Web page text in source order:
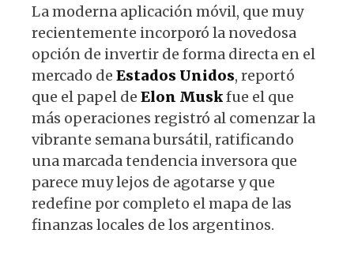
La moderna aplicación móvil, que muy
recientemente incorporó la novedosa
opción de invertir de forma directa en el
mercado de Estados Unidos, reportó
que el papel de Elon Muskfue el que
más operaciones registró al comenzar la
vibrante semana bursátil, ratificando
una marcada tendencia inversora que
parece muy lejos de agotarse y que
redefine por completo el mapa de las
finanzas locales de los argentinos.